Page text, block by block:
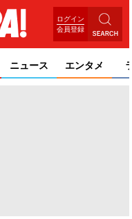
ログイン
会員登録
ニュース エンタメ